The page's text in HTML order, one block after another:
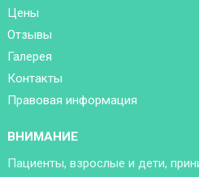
Цены
Отзывы
Галерея
Контакты
Правовая информация
ВНИМАНИЕ
Пациенты, взрослые и дети,